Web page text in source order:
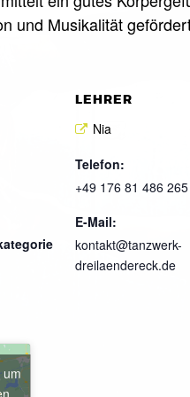
und Musikalität
LEHRER
Nia
Telefon:
+49 176 81 486 265
E-Mail:
kontakt@tanzwerk-
dreilaendereck.de